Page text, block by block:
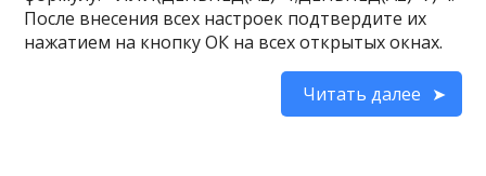
После внесения всех настроек подтвердите их
нажатием на кнопку ОК на всех открытых окнах.
Читать далее